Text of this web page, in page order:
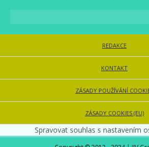
REDAKCE
KONTAKT
ZÁSADY POUŽÍVÁNÍ
ZÁSADY COOKIES (EU)
Spravovat souhlas s nastavením